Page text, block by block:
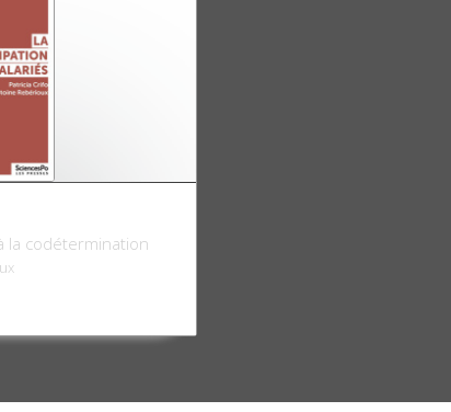
la codétermination